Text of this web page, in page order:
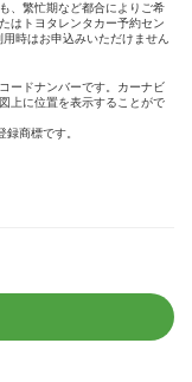
、繁忙期など都合によりご希
はトヨタレンタカー予約セン
時はお申込みいただけません
ードナンバーです。カーナビ
上に位置を表示することがで
商標です。